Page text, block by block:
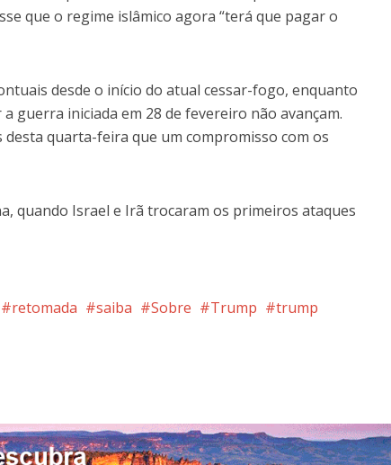
que o regime islâmico agora “terá que pagar o
desde o início do atual cessar-fogo, enquanto
guerra iniciada em 28 de fevereiro não avançam.
quarta-feira que um compromisso com os
quando Israel e Irã trocaram os primeiros ataques
retomada saiba Sobre Trump
trump